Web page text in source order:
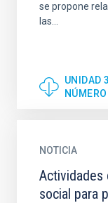
se propone
las...
UNIDAD
NOTICIA
Actividades
social para